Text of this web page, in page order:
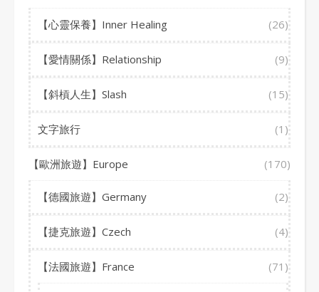
【心靈保養】Inner Healing (26)
【愛情關係】Relationship (9)
【斜槓人生】Slash (15)
文字旅行 (1)
【歐洲旅遊】Europe (170)
【德國旅遊】Germany (2)
【捷克旅遊】Czech (4)
【法國旅遊】France (71)